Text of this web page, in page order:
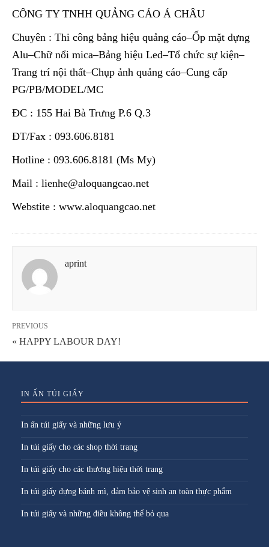
CÔNG TY TNHH QUẢNG CÁO Á CHÂU
Chuyên : Thi công bảng hiệu quảng cáo–Ốp mặt dựng
Alu–Chữ nổi mica–Bảng hiệu Led–Tổ chức sự kiện–
Trang trí nội thất–Chụp ảnh quảng cáo–Cung cấp
PG/PB/MODEL/MC
ĐC : 155 Hai Bà Trưng P.6 Q.3
ĐT/Fax : 093.606.8181
Hotline : 093.606.8181 (Ms My)
Mail : lienhe@aloquangcao.net
Webstite : www.aloquangcao.net
aprint
PREVIOUS
« HAPPY LABOUR DAY!
IN ẤN TÚI GIẤY
In ấn túi giấy và những lưu ý
In túi giấy cho các shop thời trang
In túi giấy cho các thương hiệu thời trang
In túi giấy đựng bánh mì, đảm bảo vệ sinh an toàn thực phẩm
In túi giấy và những điều không thể bỏ qua